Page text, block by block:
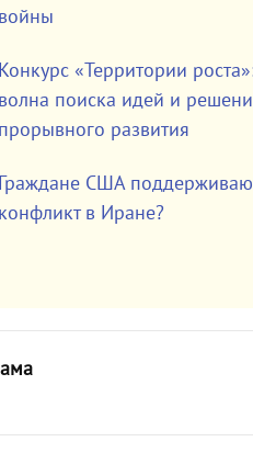
войны
Конкурс «Территории
волна поиска идей и
прорывного развития
Граждане США
конфликт в Иране?